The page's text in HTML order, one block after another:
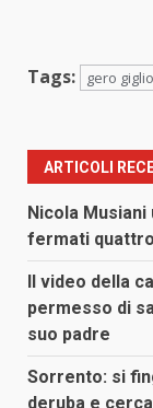
Tags: gero giglio
ARTICOLI
Nicola
fermati
Il video della
permesso di
suo padre
Sorrento: si
deruba e